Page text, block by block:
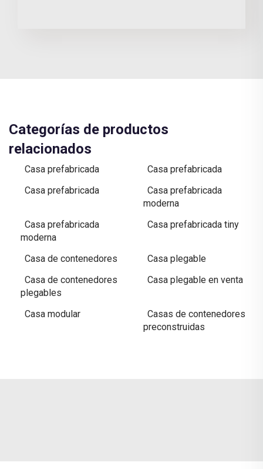
Categorías de productos
relacionados
Casa prefabricada
Casa prefabricada
Casa prefabricada
Casa prefabricada
moderna
Casa prefabricada
moderna
Casa prefabricada tiny
Casa de contenedores
Casa plegable
Casa de contenedores
plegables
Casa plegable en venta
Casa modular
Casas de contenedores
preconstruidas